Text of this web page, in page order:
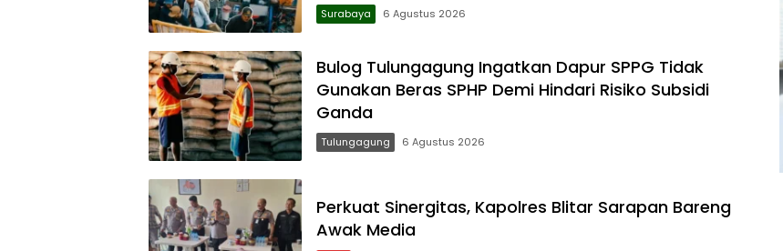
Surabaya 6 Agustus 2026
Bulog Tulungagung Ingatkan Dapur SPPG Tidak
Gunakan Beras SPHP Demi Hindari Risiko Subsidi
Ganda
Tulungagung 6 Agustus 2026
Perkuat Sinergitas, Kapolres Blitar Sarapan Bareng
Awak Media